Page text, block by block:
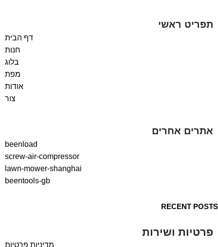
תפריט ראשי
דף הבית
חנות
בלוג
מפת
אודות
צור
אתרים אחרים
beenload
screw-air-compressor
lawn-mower-shanghai
beentools-gb
RECENT POSTS
פרטיות ושירות
מדיניות פרטיות